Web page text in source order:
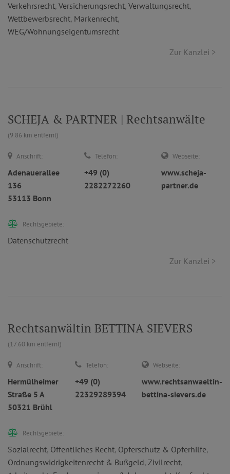
Verkehrsrecht, Versicherungsrecht, Verwaltungsrecht,
Wettbewerbsrecht, Markenrecht,
WEG/Wohnungseigentumsrecht
Zur Kanzlei >
SCHEJA & PARTNER | Rechtsanwälte
(9.86 km entfernt)
Anschrift:
Adenauerallee
136
53113 Bonn
Telefon:
+49 (0)
2282272260
Webseite:
www.scheja-
partner.de
Rechtsgebiete:
Datenschutzrecht
Zur Kanzlei >
Rechtsanwältin BETTINA SIEVERS
(17.60 km entfernt)
Anschrift:
Hermülheimer
Straße 5 A
50321 Brühl
Telefon:
+49 (0)
22329289394
Webseite:
www.rechtsanwaeltin-
bettina-sievers.de
Rechtsgebiete:
Sozialrecht, Öffentliches Recht, Opferschutz & Opferhilfe,
Ordnungswidrigkeitenrecht & Bußgeld, Zivilrecht,